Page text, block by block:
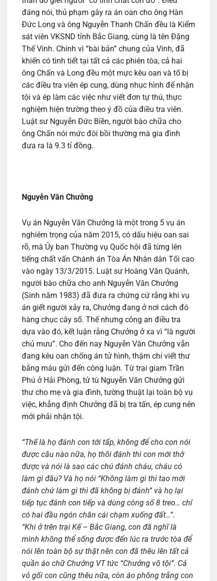
đáng nói, thủ phạm gây ra án oan cho ông Hàn
Đức Long và ông Nguyễn Thanh Chấn đều là Kiểm
sát viên VKSND tỉnh Bắc Giang, cùng là tên Đặng
Thế Vinh. Chính vì “bài bản” chung của Vinh, đã
khiến có tình tiết tại tất cả các phiên tòa, cả hai
ông Chấn và Long đều một mực kêu oan và tố bị
các điều tra viên ép cung, dùng nhục hình để nhận
tội và ép làm các việc như viết đơn tự thú, thực
nghiệm hiện trường theo ý đồ của điều tra viên.
Luật sư Nguyễn Đức Biền, người bào chữa cho
ông Chấn nói mức đòi bồi thường mà gia đình
đưa ra là 9.3 tỉ đồng.
Nguyễn Văn Chưởng
Vụ án Nguyễn Văn Chưởng là một trong 5 vụ án
nghiêm trọng của năm 2015, có dấu hiệu oan sai
rõ, mà Ủy ban Thường vụ Quốc hội đã từng lên
tiếng chất vấn Chánh án Tòa Án Nhân dân Tối cao
vào ngày 13/3/2015. Luật sư Hoàng Văn Quánh,
người bào chữa cho anh Nguyễn Văn Chưởng
(Sinh năm 1983) đã đưa ra chứng cứ rằng khi vụ
án giết người xảy ra, Chưởng đang ở nơi cách đó
hàng chục cây số. Thế nhưng công an điều tra
dựa vào đó, kết luận rằng Chưởng ở xa vì “là người
chủ mưu”. Cho đến nay Nguyễn Văn Chưởng vẫn
đang kêu oan chống án tử hình, thậm chí viết thư
bằng máu gửi đến công luận. Từ trại giam Trần
Phú ở Hải Phòng, tử tù Nguyễn Văn Chưởng gửi
thư cho mẹ và gia đình, tường thuật lại toàn bộ vụ
việc, khẳng định Chưởng đã bị tra tấn, ép cung nên
mới phải nhận tội.
“Thế là họ đánh con tới tấp, không để cho con nói
được câu nào nữa, họ thôi đánh thì con mới thở
được và nói là sao các chú đánh cháu, cháu có
làm gì đâu? Và họ nói “Không làm gì thì tao mới
đánh chứ làm gì thì đã không bị đánh” và họ lại
tiếp tục đánh con tiếp và dùng còng số 8 treo… chỉ
có hai đầu ngón chân cái chạm xuống đất…”.
“Khi ở trên trại Kế – Bắc Giang, con đã nghĩ là
mình không thể sống được đến lúc ra trước tòa để
nói lên toàn bộ sự thật nên con đã thêu lên tất cả
quần áo chữ Chưởng VT tức “Chưởng vô tội”. Cả
vỏ gối con cũng thêu nữa, còn áo phông trắng con